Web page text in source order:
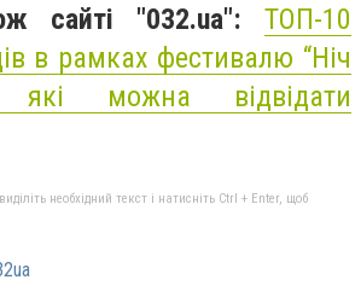
сайті "032.ua": ТОП-10
в рамках фестивалю “Ніч
можна відвідати
необхідний текст і натисніть Ctrl + Enter, щоб